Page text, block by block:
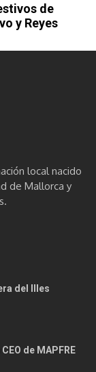
de
y Reyes
local nacido
de Mallorca y
del Illes
de MAPFRE